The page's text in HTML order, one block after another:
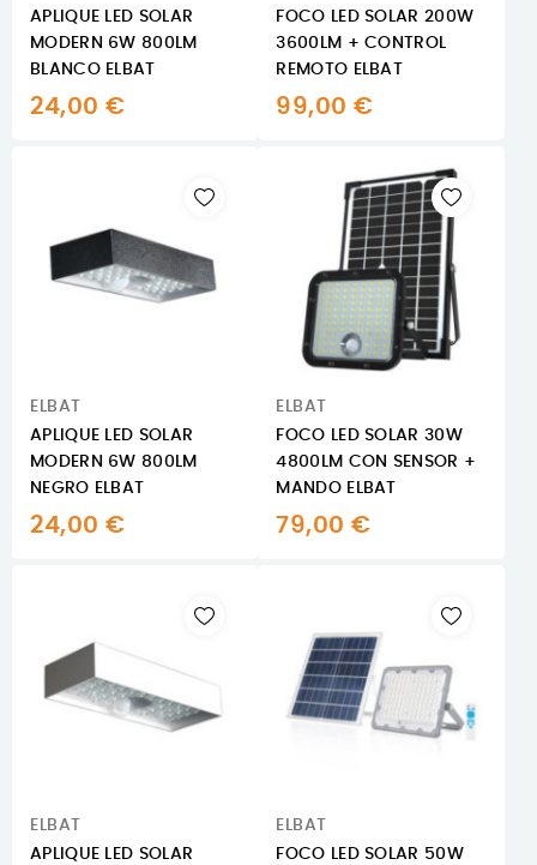
APLIQUE LED SOLAR
MODERN 6W 800LM
BLANCO ELBAT
24,00 €
FOCO LED SOLAR 200W
3600LM + CONTROL
REMOTO ELBAT
99,00 €
ELBAT
APLIQUE LED SOLAR
MODERN 6W 800LM
NEGRO ELBAT
24,00 €
ELBAT
FOCO LED SOLAR 30W
4800LM CON SENSOR +
MANDO ELBAT
79,00 €
ELBAT
APLIQUE LED SOLAR
ELBAT
FOCO LED SOLAR 50W